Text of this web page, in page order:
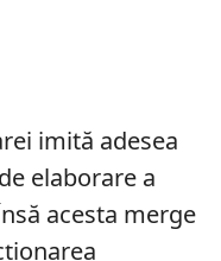
imită adesea
elaborare a
acesta merge